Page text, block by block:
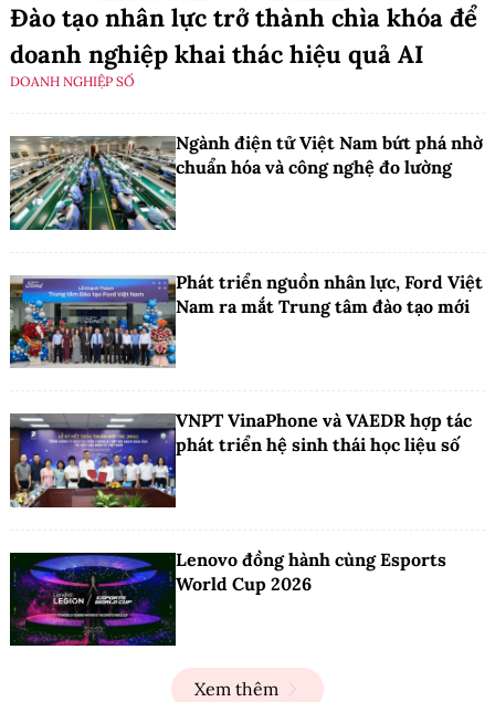
Đào tạo nhân lực trở thành chìa khóa để
doanh nghiệp khai thác hiệu quả AI
DOANH NGHIỆP SỐ
Ngành điện tử Việt Nam bứt phá nhờ
chuẩn hóa và công nghệ đo lường
Phát triển nguồn nhân lực, Ford Việt
Nam ra mắt Trung tâm đào tạo mới
VNPT VinaPhone và VAEDR hợp tác
phát triển hệ sinh thái học liệu số
Lenovo đồng hành cùng Esports
World Cup 2026
Xem thêm